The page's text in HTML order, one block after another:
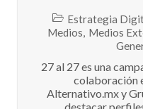
Estrategia
Medios, Medios
27 al 27 es una
colaboración
Alternativo.mx y